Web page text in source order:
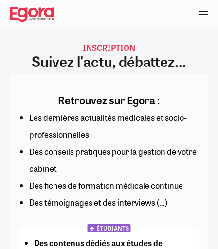
Aller
contenu
INSCRIPTION
Suivez l'actu, débattez...
Retrouvez sur Egora :
Les dernières actualités médicales et socio-
professionnelles
Des conseils pratiques pour la gestion de votre
cabinet
Des fiches de formation médicale continue
Des témoignages et des interviews (…)
ÉTUDIANTS
Des contenus dédiés aux études de